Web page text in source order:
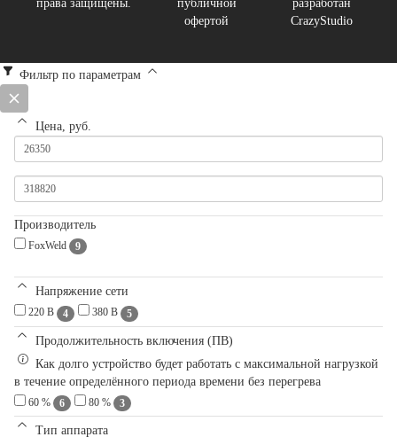
права защищены.
публичной
офертой
разработан
CrazyStudio
Фильтр по параметрам
Цена, руб.
Производитель
FoxWeld 9
Напряжение сети
220 В 4 380 В 5
Продолжительность включения (ПВ)
Как долго устройство будет работать с максимальной нагрузкой
в течение определённого периода времени без перегрева
60 % 6 80 % 3
Тип аппарата